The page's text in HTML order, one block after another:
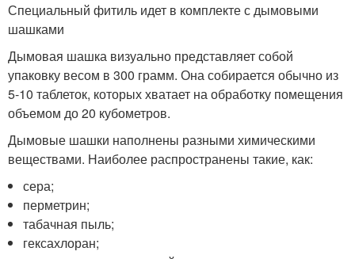
Специальный фитиль идет в комплекте с дымовыми
шашками
Дымовая шашка визуально представляет собой
упаковку весом в 300 грамм. Она собирается обычно из
5-10 таблеток, которых хватает на обработку помещения
объемом до 20 кубометров.
Дымовые шашки наполнены разными химическими
веществами. Наиболее распространены такие, как:
сера;
перметрин;
табачная пыль;
гексахлоран;